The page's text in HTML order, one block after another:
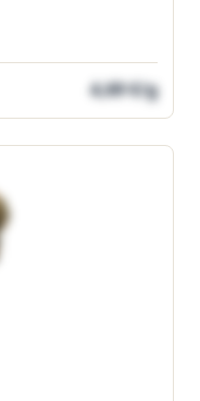
4,69 €/g